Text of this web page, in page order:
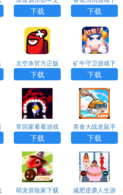
版下载
下载
载
下载
太空杀官方正版
下载
下载
矿牛守卫游戏下
载
下载
常回家看看游戏
下载
下载
美食大战老鼠手
游下载
下载
萌龙冒险家下载
减肥逆袭人生游